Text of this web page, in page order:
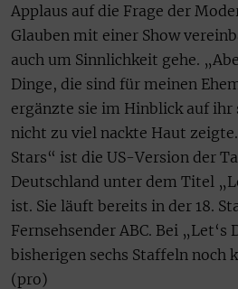
Applaus auf die Frage der
Glauben mit einer Show
auch um Sinnlichkeit gehe.
Dinge, die sind für meinen
ergänzte sie im Hinblick auf ihr
nicht zu viel nackte Haut
Stars“ ist die US-Version der
Deutschland unter dem Titel
ist. Sie läuft bereits in der 18.
Fernsehsender ABC. Bei „Let‘s
bisherigen sechs Staffeln noch
(pro)